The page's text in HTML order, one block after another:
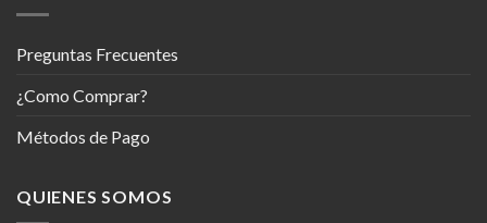
Preguntas Frecuentes
¿Como Comprar?
Métodos de Pago
QUIENES SOMOS